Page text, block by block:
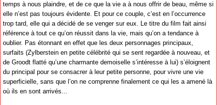
temps à nous plaindre, et de ce que la vie a à nous offrir de beau, même si
elle n’est pas toujours évidente. Et pour ce couple, c’est en l’occurrence
trop tard, elle qui a décidé de se venger sur eux. Le titre du film fait ainsi
référence à tout ce qu’on réussit dans la vie, mais qu’on a tendance à
oublier. Pas étonnant en effet que les deux personnages principaux,
surfaits (Zylberstein en petite célébrité qui se sent regardée à nouveau, et
de Groodt flatté qu’une charmante demoiselle s’intéresse à lui) s’éloignent
du principal pour se consacrer à leur petite personne, pour vivre une vie
superficielle, sans que l’on ne comprenne finalement ce qui les a amené là
où ils en sont arrivés...